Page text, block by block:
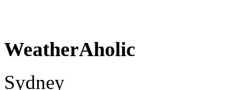
WeatherAholic
Sydney